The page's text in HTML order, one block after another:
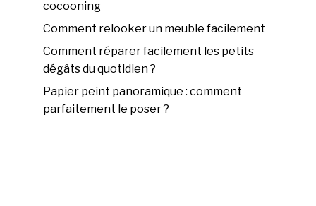
cocooning
Comment relooker un meuble facilement
Comment réparer facilement les petits
dégâts du quotidien ?
Papier peint panoramique : comment
parfaitement le poser ?